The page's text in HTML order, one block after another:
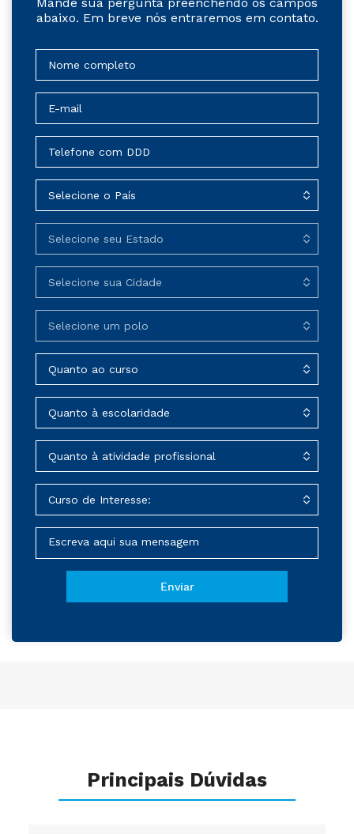
abaixo. Em breve nós entraremos em contato.
Principais Dúvidas